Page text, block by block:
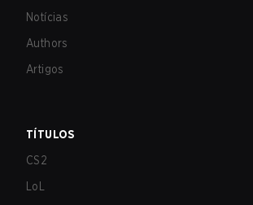
Notícias
Authors
Artigos
TÍTULOS
CS2
LoL